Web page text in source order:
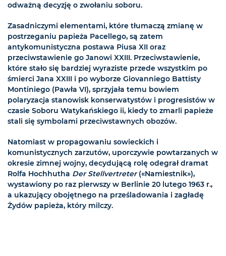
odważną decyzję o zwołaniu soboru.
Zasadniczymi elementami, które tłumaczą zmianę w
postrzeganiu papieża Pacellego, są zatem
antykomunistyczna postawa Piusa XII oraz
przeciwstawienie go Janowi XXIII. Przeciwstawienie,
które stało się bardziej wyraziste przede wszystkim po
śmierci Jana XXIII i po wyborze Giovanniego Battisty
Montiniego (Pawła VI), sprzyjała temu bowiem
polaryzacja stanowisk konserwatystów i progresistów w
czasie Soboru Watykańskiego ii, kiedy to zmarli papieże
stali się symbolami przeciwstawnych obozów.
Natomiast w propagowaniu sowieckich i
komunistycznych zarzutów, uporczywie powtarzanych w
okresie zimnej wojny, decydującą rolę odegrał dramat
Rolfa Hochhutha Der Stellvertreter(«Namiestnik»),
wystawiony po raz pierwszy w Berlinie 20 lutego 1963 r.,
a ukazujący obojętnego na prześladowania i zagładę
Żydów papieża, który milczy.